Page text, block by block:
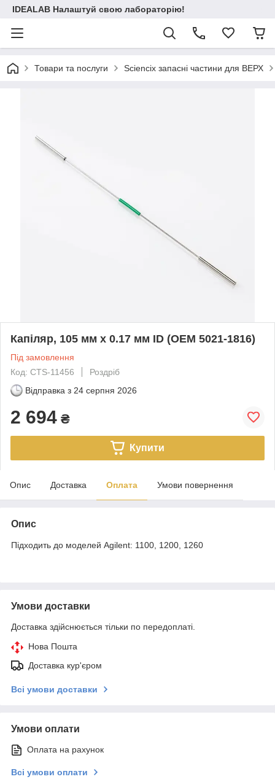
IDEALAB Налаштуй свою лабораторію!
Товари та послуги Sciencix запасні частини для ВЕРХ
Капіляр, 105 мм x 0.17 мм ID (OEM 5021-1816)
Під замовлення
Код: CTS-11456
Роздріб
Відправка з 24 серпня 2026
2 694 ₴
Купити
Опис Доставка Оплата Умови повернення
Опис
Підходить до моделей Agilent: 1100, 1200, 1260
Умови доставки
Доставка здійснюється тільки по передоплаті.
Нова Пошта
Доставка кур'єром
Всі умови доставки
Умови оплати
Оплата на рахунок
Всі умови оплати